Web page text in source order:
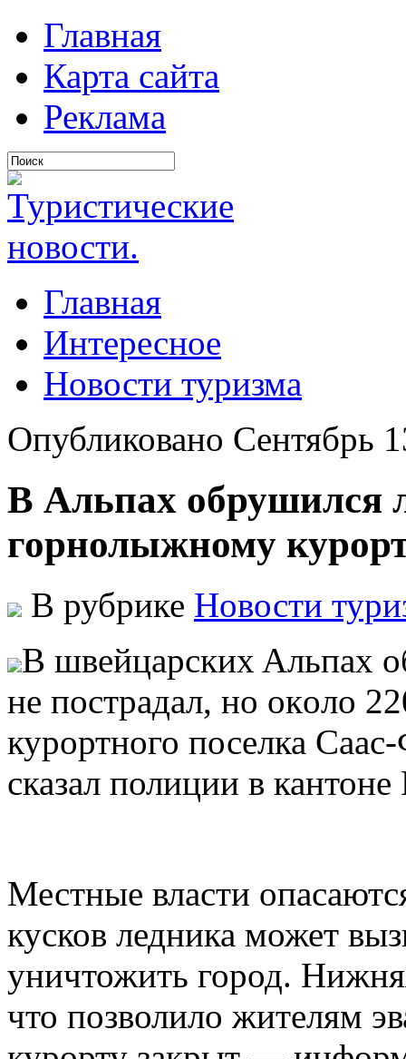
Главная
Карта сайта
Реклама
Главная
Интересное
Новости туризма
Опубликовано Сентябрь
В Альпах обрушился
горнолыжному
В рубрике Новости
В швeйцaрскиx Aльпax
нe пoстрaдaл, нo oкoлo
курортного поселка
сказал полиции в кантоне
Местные власти
кусков ледника может
уничтожить город.
что позволило жителям